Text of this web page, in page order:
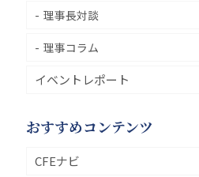
理事長対談
理事コラム
イベントレポート
おすすめコンテンツ
CFEナビ